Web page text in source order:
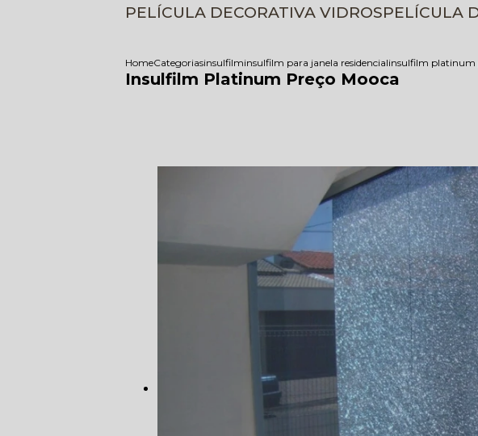
PELÍCULA DECORATIVA VIDROS
PELÍCULA
HomeCategoriasinsulfilminsulfilm para janela residencialinsulfilm platinum
Insulfilm Platinum Preço Mooca